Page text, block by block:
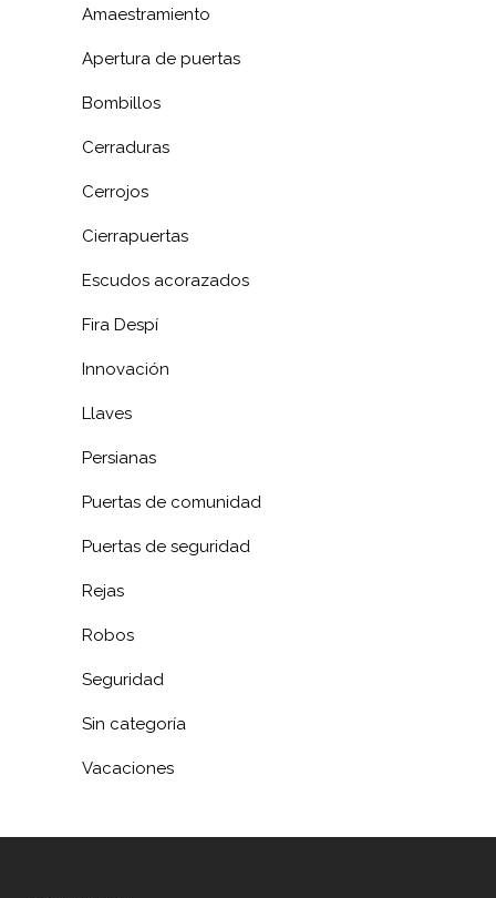
Amaestramiento
Apertura de puertas
Bombillos
Cerraduras
Cerrojos
Cierrapuertas
Escudos acorazados
Fira Despí
Innovación
Llaves
Persianas
Puertas de comunidad
Puertas de seguridad
Rejas
Robos
Seguridad
Sin categoría
Vacaciones